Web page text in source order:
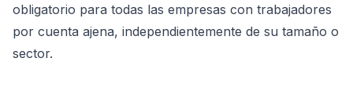
obligatorio para todas las empresas con trabajadores
por cuenta ajena, independientemente de su tamaño o
sector.